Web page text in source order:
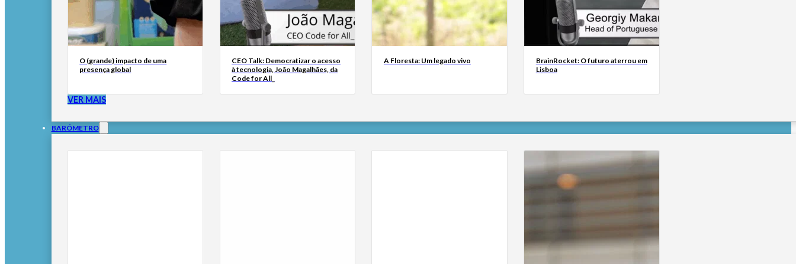
O (grande) impacto de uma
presença global
CEO Talk: Democratizar o acesso
à tecnologia, João Magalhães, da
Code for All_
A Floresta: Um legado vivo
BrainRocket: O futuro aterrou em
Lisboa
VER MAIS
BARÓMETRO